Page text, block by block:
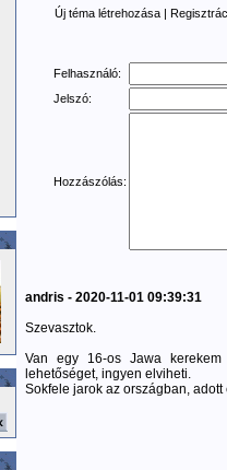
Új téma létrehozása |
Felhasználó:
Jelszó:
Hozzászólás:
andris - 2020-11-01 09:39:31
Szevasztok.
Van egy 16-os Jawa
lehetőséget, ingyen elviheti.
Sokfele jarok az országban,